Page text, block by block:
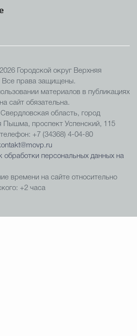
Городской округ Верхняя
Все права защищены.
материалов в публикациях
сайт обязательна.
область, город
Пышма, проспект Успенский, 115
+7 (34368) 4-04-80
обработки персональных данных на
времени на сайте относительно
+2 часа